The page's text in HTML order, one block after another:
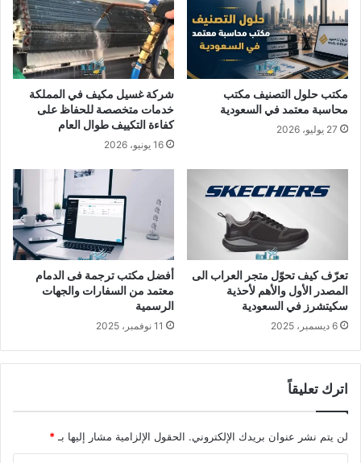
مكتب حلول التصنيف مكتب
محاسبة معتمد في السعودية
27 يوليو، 2026
شركة غسيل مكيف في المملكة
خدمات متخصصة للحفاظ على
كفاءة التكييف طوال العام
16 يونيو، 2026
تعرّف كيف تحوّل متجر العراب الى
المصدر الأول والأهم لأحذية
سكيتشرز في السعودية
6 ديسمبر، 2025
أفضل مكتب ترجمة فى الدمام
معتمد من السفارات والجهات
الرسمية
11 نوفمبر، 2025
اترك تعليقاً
لن يتم نشر عنوان بريدك الإلكتروني. الحقول الإلزامية مشار إليها بـ *